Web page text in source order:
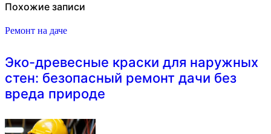
Похожие записи
Ремонт на даче
Эко-древесные краски для наружных
стен: безопасный ремонт дачи без
вреда природе